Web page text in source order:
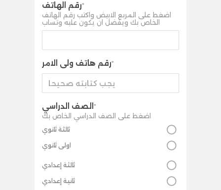
رقم الهاتف*
اضغط على المربع الابيض واكتب رقم الهاتف
الخاص بك ويفضل ان يكون عليه وتساب
رقم هاتف ولى الامر*
الصف الدراسي *
اضغط على الصف الدراسي الخاص بك
ثالثة ثانوي
اولى ثانوي
ثالثة إعدادي
ثانية إعدادي